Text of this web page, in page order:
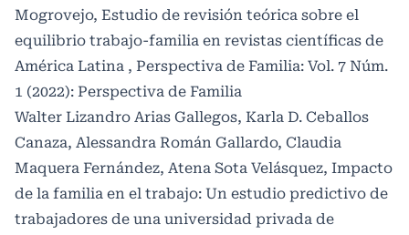
Mogrovejo, Estudio de revisión teórica sobre el
equilibrio trabajo-familia en revistas científicas de
América Latina , Perspectiva de Familia: Vol. 7 Núm.
1 (2022): Perspectiva de Familia
Walter Lizandro Arias Gallegos, Karla D. Ceballos
Canaza, Alessandra Román Gallardo, Claudia
Maquera Fernández, Atena Sota Velásquez, Impacto
de la familia en el trabajo: Un estudio predictivo de
trabajadores de una universidad privada de